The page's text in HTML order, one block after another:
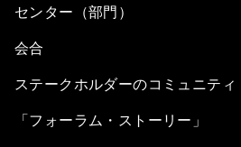
センター（部門）
会合
ステークホルダーのコミュニティ
「フォーラム・ストーリー」